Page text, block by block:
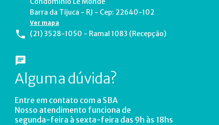
Barra da Tijuca - RJ - Cep: 22640-102
Ver mapa
(21) 3528-1050 - Ramal 1083 (Recepção)
Alguma dúvida?
Entre em contato com a SBA
Nosso atendimento funciona de
segunda-feira à sexta-feira das 9h às 18hs